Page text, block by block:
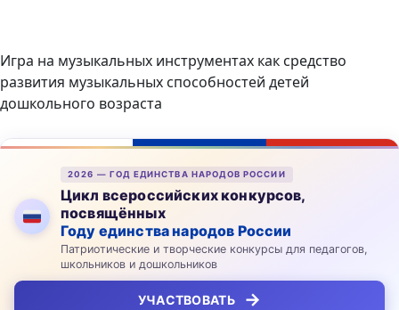
Игра на музыкальных инструментах как средство
развития музыкальных способностей детей
дошкольного возраста
2026 — ГОД ЕДИНСТВА НАРОДОВ РОССИИ
Цикл всероссийских конкурсов,
посвящённых
Году единства народов России
Патриотические и творческие конкурсы для педагогов,
школьников и дошкольников
УЧАСТВОВАТЬ →